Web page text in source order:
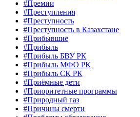
#Премии
#Преступления
#Преступность
#Преступность в Казахстане
#Прибывшие
#Прибыль
#Прибыль БВУ РК
#Прибыль МФО РК
#Прибыль СК РК
#Приёмные дети
#Приоритетные программы
#Природный газ
#Причины смерти